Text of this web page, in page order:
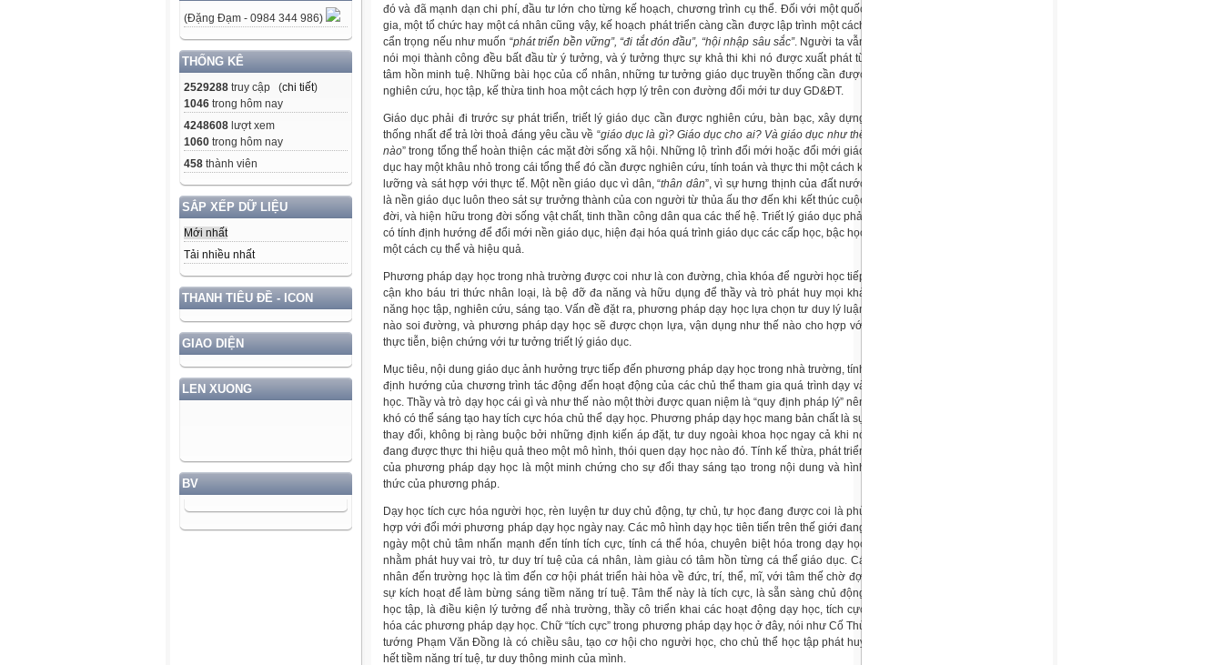
(Đặng Đạm - 0984 344 986)
THỐNG KÊ
2529288 truy cập (chi tiết)
1046 trong hôm nay
4248608 lượt xem
1060 trong hôm nay
458 thành viên
SẮP XẾP DỮ LIỆU
Mới nhất
Tải nhiều nhất
THANH TIÊU ĐỀ - ICON
GIAO DIỆN
LEN XUONG
BV
đó và đã mạnh dạn chi phí, đầu tư lớn cho từng kế hoạch, chương trình cụ thể. Đối với một quốc
gia, một tổ chức hay một cá nhân cũng vậy, kế hoạch phát triển càng cần được lập trình một cách
cẩn trọng nếu như muốn “phát triển bền vững”, “đi tắt đón đầu”, “hội nhập sâu sắc”. Người ta vẫn
nói mọi thành công đều bất đầu từ ý tưởng, và ý tưởng thực sự khả thi khi nó được xuất phát từ
tâm hồn minh tuệ. Những bài học của cổ nhân, những tư tưởng giáo dục truyền thống cần được
nghiên cứu, học tập, kế thừa tinh hoa một cách hợp lý trên con đường đổi mới tư duy GD&ĐT.
Giáo dục phải đi trước sự phát triển, triết lý giáo dục cần được nghiên cứu, bàn bạc, xây dựng
thống nhất để trả lời thoả đáng yêu cầu về “giáo dục là gì? Giáo dục cho ai? Và giáo dục như thế
nào” trong tổng thể hoàn thiện các mặt đời sống xã hội. Những lộ trình đổi mới hoặc đổi mới giáo
dục hay một khâu nhỏ trong cái tổng thể đó cần được nghiên cứu, tính toán và thực thi một cách kĩ
lưỡng và sát hợp với thực tế. Một nền giáo dục vì dân, “thân dân”, vì sự hưng thịnh của đất nước
là nền giáo dục luôn theo sát sự trưởng thành của con người từ thủa ấu thơ đến khi kết thúc cuộc
đời, và hiện hữu trong đời sống vật chất, tinh thần công dân qua các thế hệ. Triết lý giáo dục phải
có tính định hướng để đổi mới nền giáo dục, hiện đại hóa quá trình giáo dục các cấp học, bậc học
một cách cụ thể và hiệu quả.
Phương pháp dạy học trong nhà trường được coi như là con đường, chìa khóa để người học tiếp
cận kho báu tri thức nhân loại, là bệ đỡ đa năng và hữu dụng để thầy và trò phát huy mọi khả
năng học tập, nghiên cứu, sáng tạo. Vấn đề đặt ra, phương pháp dạy học lựa chọn tư duy lý luận
nào soi đường, và phương pháp dạy học sẽ được chọn lựa, vận dụng như thế nào cho hợp với
thực tiễn, biện chứng với tư tưởng triết lý giáo dục.
Mục tiêu, nội dung giáo dục ảnh hưởng trực tiếp đến phương pháp dạy học trong nhà trường, tính
định hướng của chương trình tác động đến hoạt động của các chủ thể tham gia quá trình dạy và
học. Thầy và trò dạy học cái gì và như thế nào một thời được quan niệm là “quy định pháp lý” nên
khó có thể sáng tạo hay tích cực hóa chủ thể dạy học. Phương pháp dạy học mang bản chất là sự
thay đổi, không bị ràng buộc bởi những định kiến áp đặt, tư duy ngoài khoa học ngay cả khi nó
đang được thực thi hiệu quả theo một mô hình, thói quen dạy học nào đó. Tính kế thừa, phát triển
của phương pháp dạy học là một minh chứng cho sự đổi thay sáng tạo trong nội dung và hình
thức của phương pháp.
Dạy học tích cực hóa người học, rèn luyện tư duy chủ động, tự chủ, tự học đang được coi là phù
hợp với đổi mới phương pháp dạy học ngày nay. Các mô hình dạy học tiên tiến trên thế giới đang
ngày một chủ tâm nhấn mạnh đến tính tích cực, tính cá thể hóa, chuyên biệt hóa trong dạy học
nhằm phát huy vai trò, tư duy trí tuệ của cá nhân, làm giàu có tâm hồn từng cá thể giáo dục. Cá
nhân đến trường học là tìm đến cơ hội phát triển hài hòa về đức, trí, thể, mĩ, với tâm thế chờ đợi
sự kích hoạt để làm bừng sáng tiềm năng trí tuệ. Tâm thế này là tích cực, là sẵn sàng chủ động
học tập, là điều kiện lý tưởng để nhà trường, thầy cô triển khai các hoạt động dạy học, tích cực
hóa các phương pháp dạy học. Chữ “tích cực” trong phương pháp dạy học ở đây, nói như Cố Thủ
tướng Phạm Văn Đồng là có chiều sâu, tạo cơ hội cho người học, cho chủ thể học tập phát huy
hết tiềm năng trí tuệ, tư duy thông minh của mình.